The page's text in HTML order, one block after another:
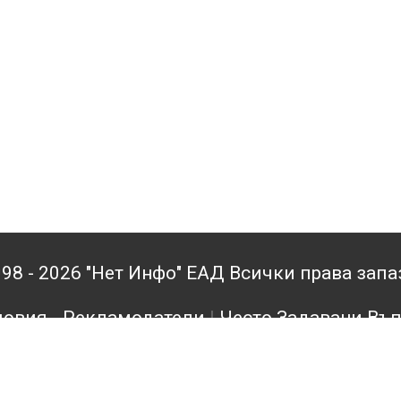
- 2026 "Нет Инфо" ЕАД Всички права
- Рекламодатели|Често Задавани